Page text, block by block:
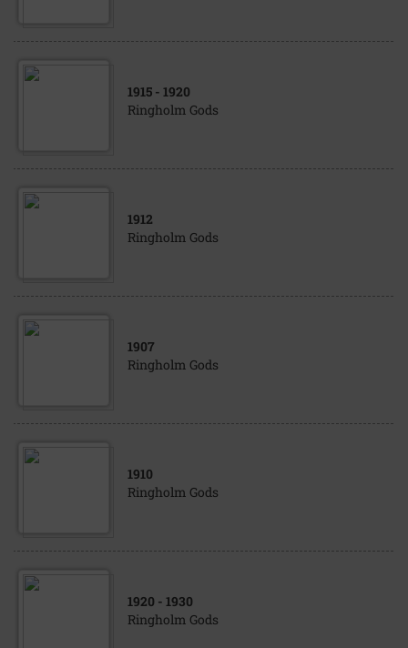
1915 - 1920
Ringholm Gods
1912
Ringholm Gods
1907
Ringholm Gods
1910
Ringholm Gods
1920 - 1930
Ringholm Gods